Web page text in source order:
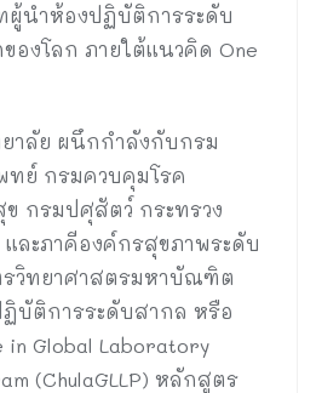
นำห้องปฏิบัติการระดับ
องโลก ภายใต้แนวคิด One
าลัย ผนึกกำลังกับกรม
ทย์ กรมควบคุมโรค
กรมปศุสัตว์ กระทรวง
ละภาคีองค์กรสุขภาพระดับ
วิทยาศาสตรมหาบัณฑิต
ฏิบัติการระดับสากล หรือ
in Global Laboratory
(ChulaGLLP) หลักสูตร